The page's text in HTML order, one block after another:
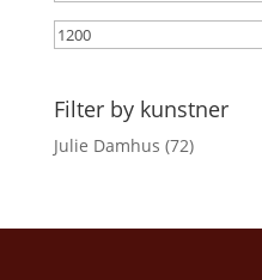
Filter by kunstner
Julie Damhus (72)